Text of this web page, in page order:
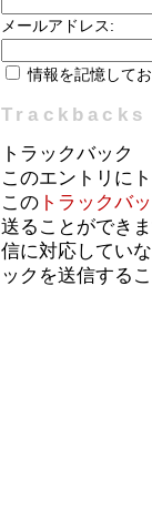
メールアドレス:
情報を記憶してお
Trackbacks
トラックバック
このエントリに
この トラックバ
送ることができ
信に対応してい
ックを送信する